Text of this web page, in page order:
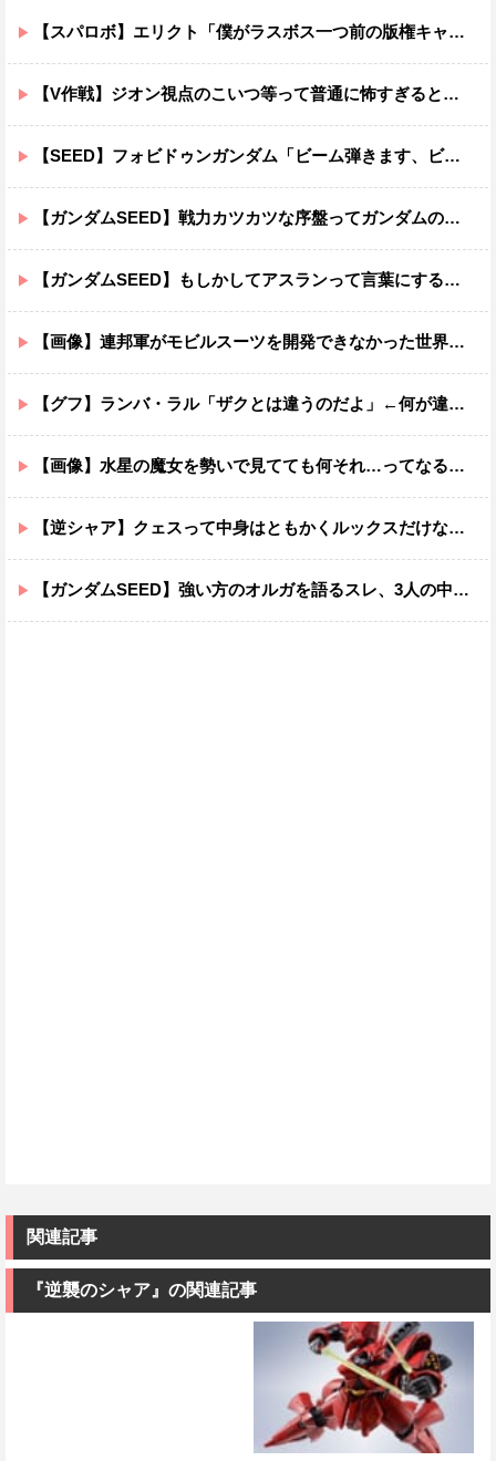
【スパロボ】エリクト「僕がラスボス一つ前の版権キャラ最後の敵ってちょっと荷が重すぎない？」
【V作戦】ジオン視点のこいつ等って普通に怖すぎると思う…
【SEED】フォビドゥンガンダム「ビーム弾きます、ビーム曲げられます、空飛びます」←二世代目でこれ出来るのおかしいだろ
【ガンダムSEED】戦力カツカツな序盤ってガンダムの中だと割と珍しい気がする
【ガンダムSEED】もしかしてアスランって言葉にするのが下手なだけでめっちゃいい人なのでは？
【画像】連邦軍がモビルスーツを開発できなかった世界線のガンダムｗｗｗｗｗｗｗ
【グフ】ランバ・ラル「ザクとは違うのだよ」←何が違うの？
【画像】水星の魔女を勢いで見てても何それ…ってなる部分ｗｗｗｗｗｗｗｗ
【逆シャア】クェスって中身はともかくルックスだけなら最高だな
【ガンダムSEED】強い方のオルガを語るスレ、3人の中でも強化は一番されてない方
関連記事
『逆襲のシャア』の関連記事